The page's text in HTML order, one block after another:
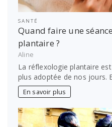
SANTÉ
Quand faire une
plantaire ?
Aline
La réflexologie plantaire
plus adoptée de nos jours.
En savoir plus